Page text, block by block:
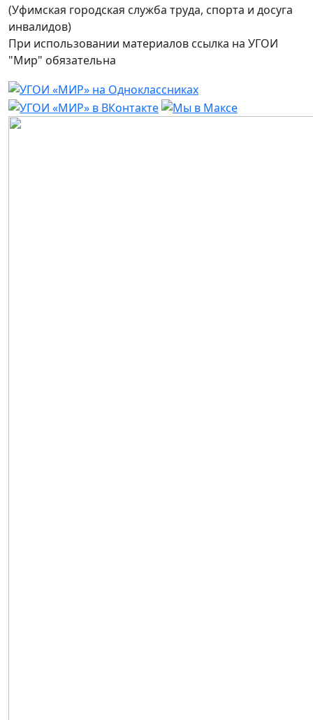
(Уфимская городская служба труда, спорта и досуга
инвалидов)
При использовании материалов ссылка на УГОИ
"Мир" обязательна